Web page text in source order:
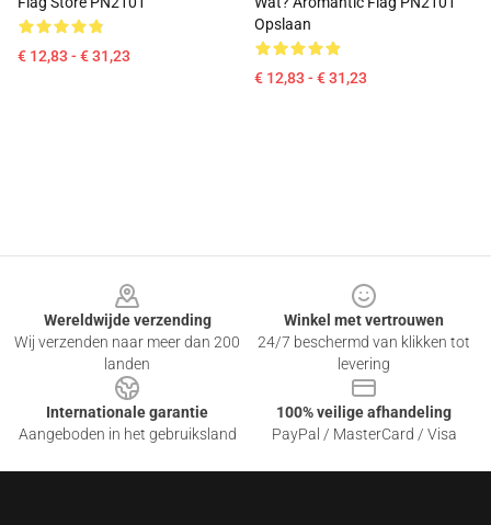
€ 12,83 - € 31,23
Opslaan
€ 12,83 - € 31,23
Wereldwijde verzending
Wij verzenden naar meer dan 200
landen
Winkel met vertrouwen
24/7 beschermd van klikken tot
levering
Internationale garantie
Aangeboden in het gebruiksland
100% veilige afhandeling
PayPal / MasterCard / Visa